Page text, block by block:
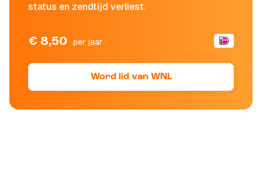
status en zendtijd verliest.
€ 8,50 per jaar
Word lid van WNL